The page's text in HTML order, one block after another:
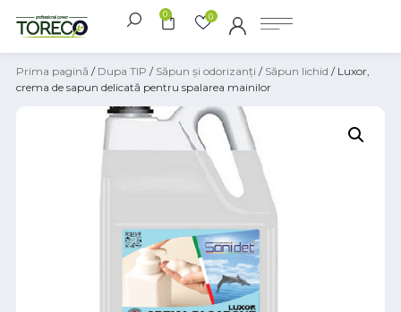
0 0
Prima pagină / Dupa TIP / Săpun și odorizanți / Săpun lichid / Luxor,
crema de sapun delicată pentru spalarea mainilor